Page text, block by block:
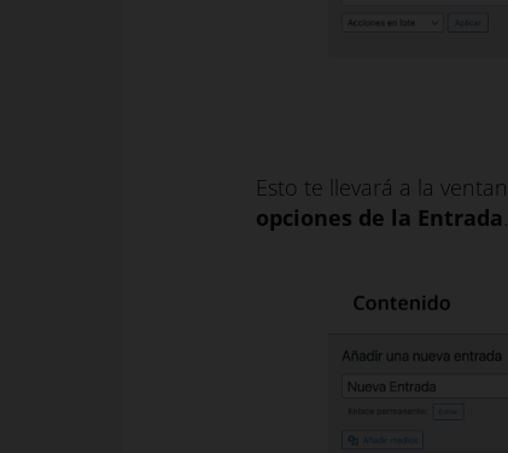
Esto te llevará a la
opciones de la Entrada.